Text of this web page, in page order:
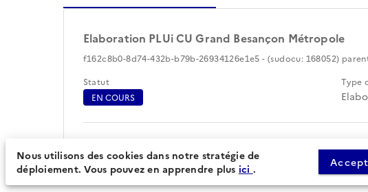
Elaboration PLUi CU Grand Besançon Métropole
f162c8b0-8d74-432b-b79b-26934126e1e5 - (sudocu: 168052)
Statut
EN COURS
Type
Nous utilisons des cookies dans notre stratégie de
déploiement. Vous pouvez en apprendre plus ici .